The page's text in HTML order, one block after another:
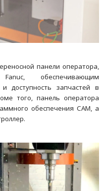
панели оператора,
обеспечивающим
доступность запчастей в
того, панель оператора
обеспечения CAM, а